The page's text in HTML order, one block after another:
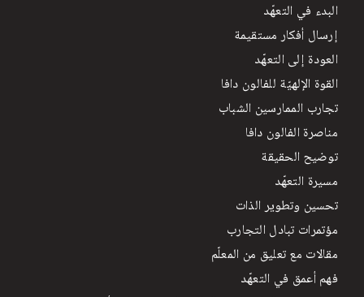
البدء في التعهّد
إرسال أفكار مستقيمة
العودة إلى التعهّد
القوة الإلهيّة للفالون دافا
تجارب الممارسين الشباب
مناصرة الفالون دافا
توضيح الحقيقة
مسيرة التعهّد
تحسين وتطوير الذات
مؤتمرات تبادل التجارب
مقالات مع تعليق من المعلّم
فهم أعمق في التعهّد